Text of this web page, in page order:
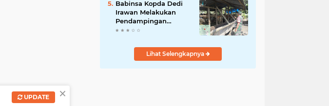
Kandis Kandis
Babinsa Kopda Dedi
Irawan Melakukan
Pendampingan
Vaksinasi PMK
Lihat Selengkapnya
×
UPDATE